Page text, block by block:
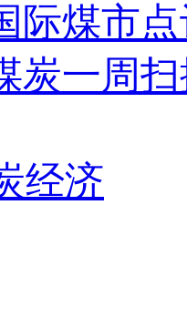
际煤市
炭一周
经济